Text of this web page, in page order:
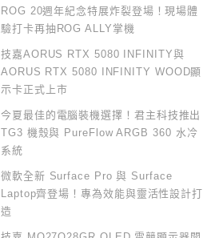
ROG 20週年紀念特展炸裂登場！現場體
驗打卡再抽ROG ALLY掌機
技嘉AORUS RTX 5080 INFINITY與
AORUS RTX 5080 INFINITY WOOD顯
示卡正式上市
今夏最佳的電腦裝機選擇！君主科技推出
TG3 機殼與 PureFlow ARGB 360 水冷
系統
微軟全新 Surface Pro 與 Surface
Laptop齊登場！專為效能與靈活性設計打
造